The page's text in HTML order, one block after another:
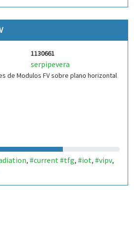
1130661
serpipevera
de Modulos FV sobre plano horizontal
, #current #tfg, #iot, #vipv,